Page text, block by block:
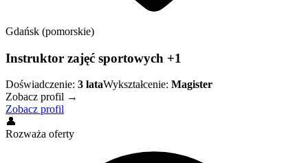
Gdańsk (pomorskie)
Instruktor zajęć sportowych +1
Doświadczenie: 3 lataWykształcenie: Magister
Zobacz profil →
Zobacz profil
👤
Rozważa oferty